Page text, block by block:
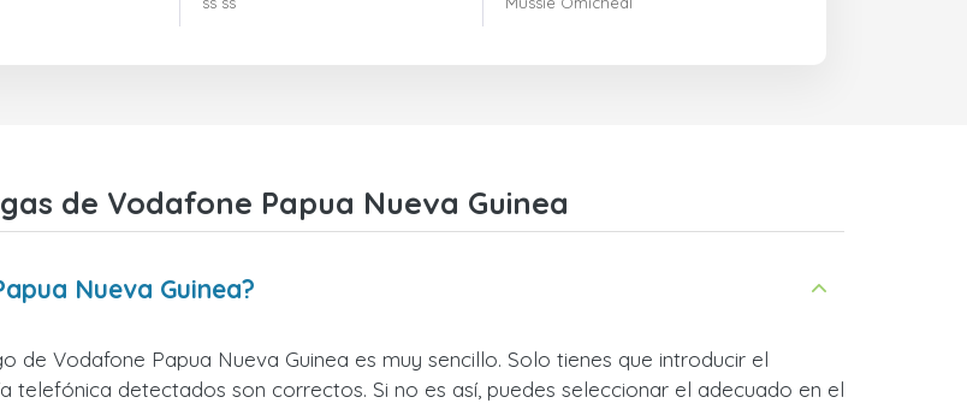
de Vodafone Papua Nueva Guinea
Nueva Guinea?
Vodafone Papua Nueva Guinea es muy sencillo. Solo tienes que introducir el
detectados son correctos. Si no es así, puedes seleccionar el adecuado en el